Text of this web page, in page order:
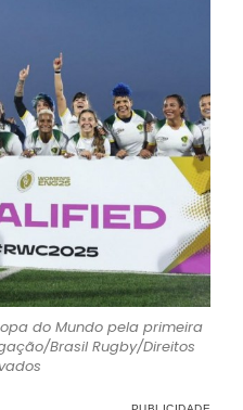
do Mundo pela primeira
Brasil Rugby/Direitos